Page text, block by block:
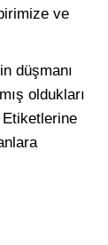
ve
düşmanı
oldukları